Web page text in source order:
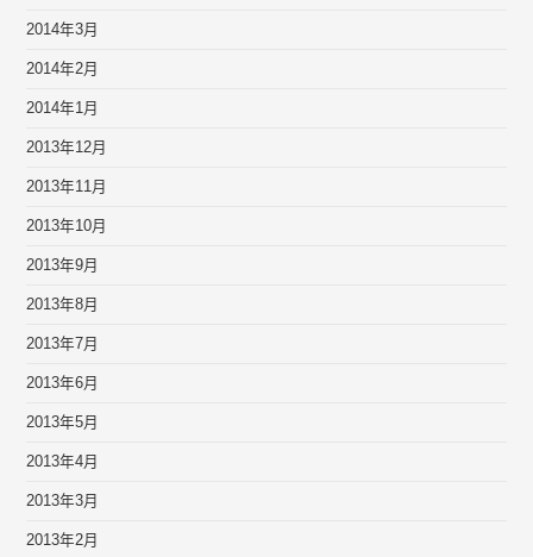
2014年3月
2014年2月
2014年1月
2013年12月
2013年11月
2013年10月
2013年9月
2013年8月
2013年7月
2013年6月
2013年5月
2013年4月
2013年3月
2013年2月